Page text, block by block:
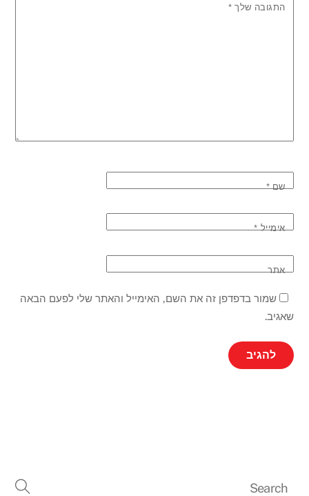
התגובה שלך *
שם*
אימייל*
אתר
שמור בדפדפן זה את השם, האימייל והאתר שלי לפעם הבאה
שאגיב.